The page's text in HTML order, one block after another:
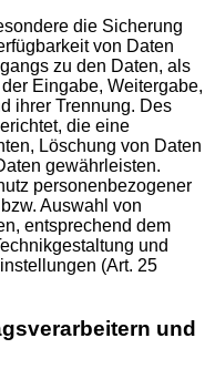
die Sicherung
von Daten
zu den Daten, als
Eingabe, Weitergabe,
ihrer Trennung. Des
die eine
Löschung von Daten
gewährleisten.
personenbezogener
Auswahl von
entsprechend dem
und
(Art. 25
und